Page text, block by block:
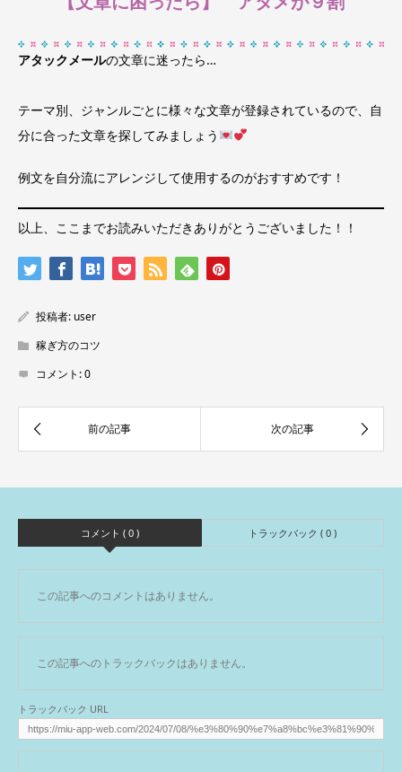
アタックメールの文章に迷ったら…
テーマ別、ジャンルごとに様々な文章が登録されているので、自
分に合った文章を探してみましょう
例文を自分流にアレンジして使用するのがおすすめです！
以上、ここまでお読みいただきありがとうございました！！
投稿者: user
稼ぎ方のコツ
コメント:0
コメント ( 0 ) トラックバック ( 0 )
この記事へのコメントはありません。
この記事へのトラックバックはありません。
トラックバック URL